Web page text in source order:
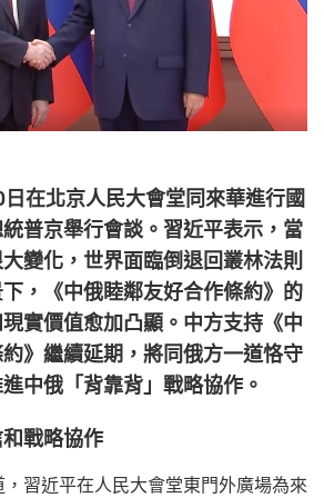
在北京人民大會堂同來華進行國
普京舉行會談。習近平表示，當
變化，世界面臨倒退回叢林法則
，《中俄睦鄰友好合作條約》的
實價值愈加凸顯。中方支持《中
》繼續延期，將同俄方一道恪守
中俄「背靠背」戰略協作。
戰略協作
，習近平在人民大會堂東門外廣場為來